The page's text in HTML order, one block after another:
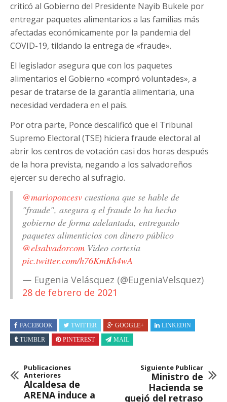
criticó al Gobierno del Presidente Nayib Bukele por
entregar paquetes alimentarios a las familias más
afectadas económicamente por la pandemia del
COVID-19, tildando la entrega de «fraude».
El legislador asegura que con los paquetes
alimentarios el Gobierno «compró voluntades», a
pesar de tratarse de la garantía alimentaria, una
necesidad verdadera en el país.
Por otra parte, Ponce descalificó que el Tribunal
Supremo Electoral (TSE) hiciera fraude electoral al
abrir los centros de votación casi dos horas después
de la hora prevista, negando a los salvadoreños
ejercer su derecho al sufragio.
@marioponcesv cuestiona que se hable de
"fraude", asegura q el fraude lo ha hecho
gobierno de forma adelantada, entregando
paquetes alimenticios con dinero público
@elsalvadorcom Video cortesia
pic.twitter.com/h76KmKh4wA
— Eugenia Velásquez (@EugeniaVelsquez)
28 de febrero de 2021
FACEBOOK TWITTER GOOGLE+
LINKEDIN
TUMBLR
PINTEREST MAIL
Publicaciones
Anteriores
Alcaldesa de
ARENA induce a
Siguiente Publicar
Ministro de
Hacienda se
quejó del retraso